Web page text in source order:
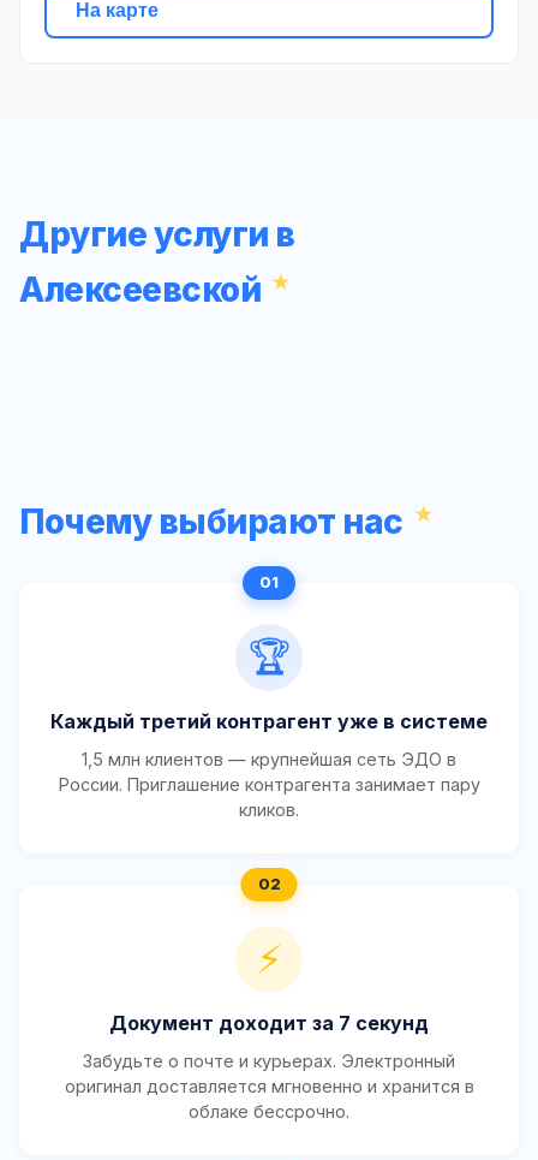
На карте
Другие услуги в
Алексеевской
Почему выбирают нас
🏆
Каждый третий контрагент уже в системе
1,5 млн клиентов — крупнейшая сеть ЭДО в
России. Приглашение контрагента занимает пару
кликов.
⚡
Документ доходит за 7 секунд
Забудьте о почте и курьерах. Электронный
оригинал доставляется мгновенно и хранится в
облаке бессрочно.